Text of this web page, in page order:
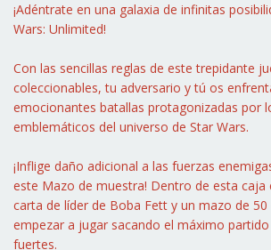
¡Adéntrate en una galaxia de infinitas
Wars: Unlimited!
Con las sencillas reglas de este trepidante
coleccionables, tu adversario y tú os
emocionantes batallas protagonizadas por
emblemáticos del universo de Star Wars.
¡Inflige daño adicional a las fuerzas
este Mazo de muestra! Dentro de esta caja
carta de líder de Boba Fett y un mazo de
empezar a jugar sacando el máximo
fuertes.